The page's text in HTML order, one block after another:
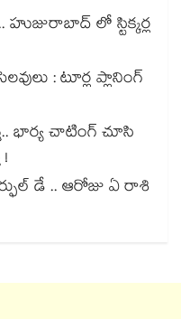
హుజురాబాద్ లో స్టిక్కర్ల
: టూర్ల ప్లానింగ్
భార్య చాటింగ్ చూసి
డే .. ఆరోజు ఏ రాశి